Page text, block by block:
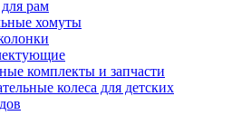
рам
хомуты
комплекты и запчасти
колеса для детских